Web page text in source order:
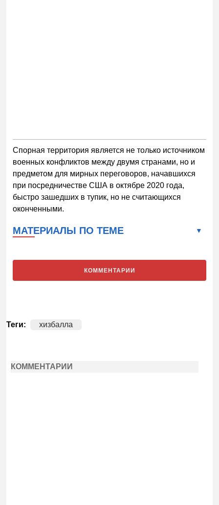
Спорная территория является не только источником
военных конфликтов между двумя странами, но и
предметом для мирных переговоров, начавшихся
при посредничестве США в октябре 2020 года,
быстро зашедших в тупик, но не считающихся
оконченными.
МАТЕРИАЛЫ ПО ТЕМЕ
КОММЕНТАРИИ
Теги: хизбалла
КОММЕНТАРИИ